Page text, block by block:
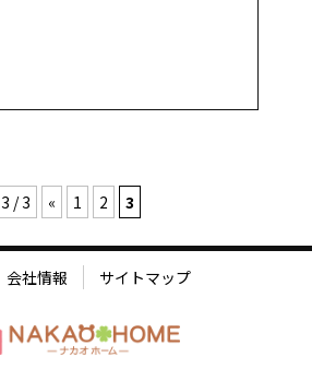
3 / 3 « 1 2 3
会社情報 サイトマップ